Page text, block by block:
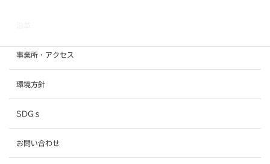
事業所・アクセス
環境方針
SDGｓ
お問い合わせ